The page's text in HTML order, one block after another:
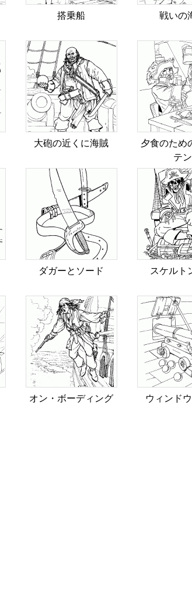
搭乗船 戦いの
大砲の近くに海賊
夕食のため
テン
ダガーとソード スケルト
オン・ボーディング ウィンド